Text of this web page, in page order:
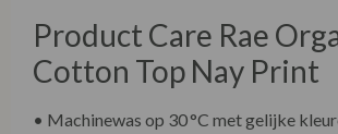
Product Care Rae
Cotton Top Nay Print
• Machinewas op 30 °C met gelijke